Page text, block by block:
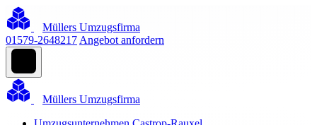
Müllers Umzugsfirma
01579-2648217 Angebot anfordern
Müllers Umzugsfirma